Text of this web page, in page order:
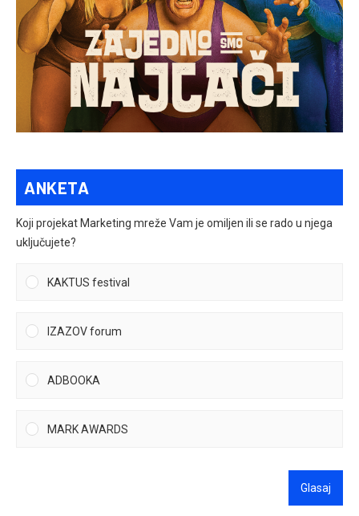
ANKETA
Koji projekat Marketing mreže Vam je omiljen ili se rado u njega
uključujete?
KAKTUS festival
IZAZOV forum
ADBOOKA
MARK AWARDS
Glasaj